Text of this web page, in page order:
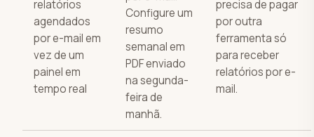
relatórios
agendados
por e-mail em
vez de um
painel em
tempo real
Configure um
resumo
semanal em
PDF enviado
na segunda-
feira de
manhã.
precisa de pagar
por outra
ferramenta só
para receber
relatórios por e-
mail.